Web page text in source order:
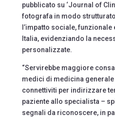
pubblicato su ‘Journal of
fotografa in modo
l’impatto sociale,
Italia, evidenziando la
personalizzate.
“Servirebbe maggiore
medici di medicina generale
connettiviti per indirizzare
paziente allo specialista –
segnali da riconoscere, in